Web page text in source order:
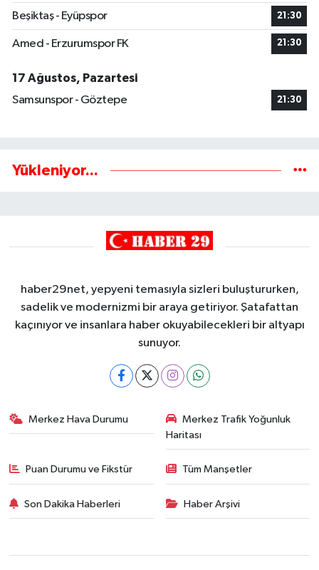
Beşiktaş - Eyüpspor 21:30
Amed - Erzurumspor FK 21:30
17 Ağustos, Pazartesi
Samsunspor - Göztepe
21:30
Yükleniyor...
haber29net, yepyeni temasıyla sizleri buluştururken,
sadelik ve modernizmi bir araya getiriyor. Şatafattan
kaçınıyor ve insanlara haber okuyabilecekleri bir altyapı
sunuyor.
Merkez Hava Durumu
Merkez Trafik Yoğunluk
Haritası
Puan Durumu ve Fikstür Tüm Manşetler
Son Dakika Haberleri Haber Arşivi